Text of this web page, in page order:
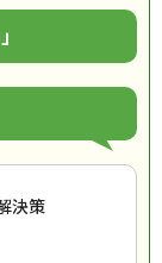
決策